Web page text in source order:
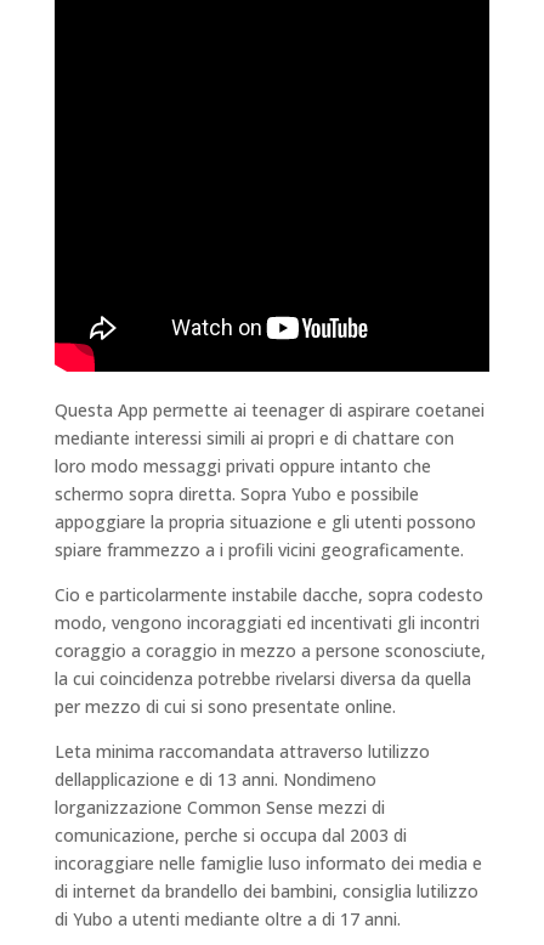
Questa App permette ai teenager di aspirare coetanei
mediante interessi simili ai propri e di chattare con
loro modo messaggi privati oppure intanto che
schermo sopra diretta. Sopra Yubo e possibile
appoggiare la propria situazione e gli utenti possono
spiare frammezzo a i profili vicini geograficamente.
Cio e particolarmente instabile dacche, sopra codesto
modo, vengono incoraggiati ed incentivati gli incontri
coraggio a coraggio in mezzo a persone sconosciute,
la cui coincidenza potrebbe rivelarsi diversa da quella
per mezzo di cui si sono presentate online.
Leta minima raccomandata attraverso lutilizzo
dellapplicazione e di 13 anni. Nondimeno
lorganizzazione Common Sense mezzi di
comunicazione, perche si occupa dal 2003 di
incoraggiare nelle famiglie luso informato dei media e
di internet da brandello dei bambini, consiglia lutilizzo
di Yubo a utenti mediante oltre a di 17 anni.